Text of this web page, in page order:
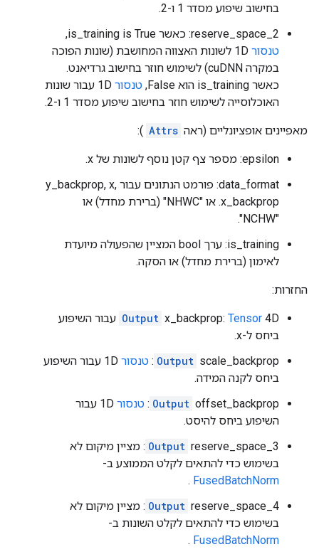
בחישוב שיפוע מסדר 1 ו-2.
reserve_space_2: כאשר is_training is True,
טנסור
1D לשונות האצווה המחושבת (שונות הפוכה
במקרה cuDNN) לשימוש חוזר בחישוב גרדיאנט.
כאשר is_training הוא False,
טנסור
1D עבור שונות
האוכלוסייה לשימוש חוזר בחישוב שיפוע מסדר 1 ו-2.
מאפיינים אופציונליים (ראה Attrs
):
epsilon: מספר צף קטן נוסף לשונות של x.
data_format: פורמט הנתונים עבור y_backprop, x,
x_backprop. או "NHWC" (ברירת מחדל) או
"NCHW".
is_training: ערך bool המציין שהפעולה מיועדת
לאימון (ברירת מחדל) או הסקה.
החזרות:
Output x_backprop: Tensor
4D עבור השיפוע
ביחס ל-x.
Output scale_backprop: טנסור
1D עבור השיפוע
ביחס לקנה המידה.
Output offset_backprop: טנסור
1D עבור
השיפוע ביחס להיסט.
Output reserve_space_3: מציין מיקום לא
בשימוש כדי להתאים לקלט הממוצע ב-
FusedBatchNorm
.
Output reserve_space_4: מציין מיקום לא
בשימוש כדי להתאים לקלט השונות ב-
FusedBatchNorm
.